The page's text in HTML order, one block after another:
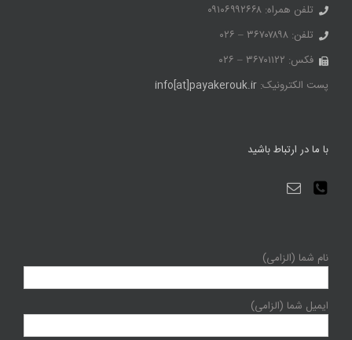
تلفن همراه: ۰۹۱۰۶۹۹۲۶۶۸
تلفن: ۳۶۷۰۷۸۹۸ – ۰۲۶
فکس: ۳۶۷۰۱۱۲۲ – ۰۲۶
پست الکترونیک: info[at]payakerouk.ir
با ما در ارتباط باشید
نام شما (الزامی)
ایمیل شما (الزامی)